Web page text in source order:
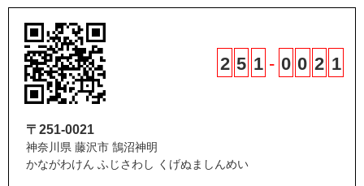
2 5 1 - 0 0 2 1
〒251-0021
神奈川県 藤沢市 鵠沼神明
かながわけん ふじさわし くげぬましんめい